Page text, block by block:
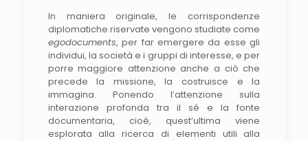
In maniera originale, le corrispondenze
diplomatiche riservate vengono studiate come
egodocuments, per far emergere da esse gli
individui, la società e i gruppi di interesse, e per
porre maggiore attenzione anche a ciò che
precede la missione, la costruisce e la
immagina. Ponendo l’attenzione sulla
interazione profonda tra il sé e la fonte
documentaria, cioè, quest’ultima viene
esplorata alla ricerca di elementi utili alla